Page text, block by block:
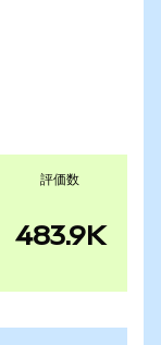
評価数
483.9K